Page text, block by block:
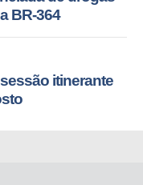
BR-364
itinerante